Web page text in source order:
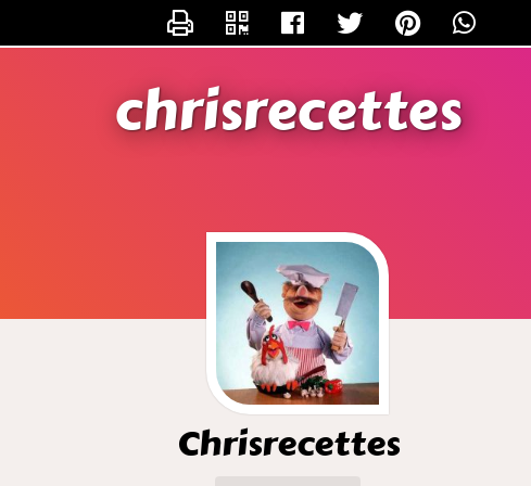
chrisrecettes
Chrisrecettes
CONTACTER CHRISRECETTES